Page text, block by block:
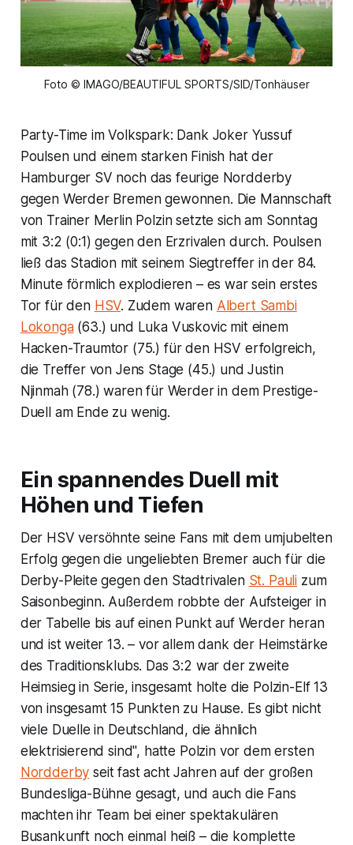
Foto © IMAGO/BEAUTIFUL SPORTS/SID/Tonhäuser
Party-Time im Volkspark: Dank Joker Yussuf
Poulsen und einem starken Finish hat der
Hamburger SV noch das feurige Nordderby
gegen Werder Bremen gewonnen. Die Mannschaft
von Trainer Merlin Polzin setzte sich am Sonntag
mit 3:2 (0:1) gegen den Erzrivalen durch. Poulsen
ließ das Stadion mit seinem Siegtreffer in der 84.
Minute förmlich explodieren – es war sein erstes
Tor für den HSV. Zudem waren Albert Sambi
Lokonga(63.) und Luka Vuskovic mit einem
Hacken-Traumtor (75.) für den HSV erfolgreich,
die Treffer von Jens Stage (45.) und Justin
Njinmah (78.) waren für Werder in dem Prestige-
Duell am Ende zu wenig.
Ein spannendes Duell mit
Höhen und Tiefen
Der HSV versöhnte seine Fans mit dem umjubelten
Erfolg gegen die ungeliebten Bremer auch für die
Derby-Pleite gegen den Stadtrivalen St. Pauli zum
Saisonbeginn. Außerdem robbte der Aufsteiger in
der Tabelle bis auf einen Punkt auf Werder heran
und ist weiter 13. – vor allem dank der Heimstärke
des Traditionsklubs. Das 3:2 war der zweite
Heimsieg in Serie, insgesamt holte die Polzin-Elf 13
von insgesamt 15 Punkten zu Hause. Es gibt nicht
viele Duelle in Deutschland, die ähnlich
elektrisierend sind", hatte Polzin vor dem ersten
Nordderby seit fast acht Jahren auf der großen
Bundesliga-Bühne gesagt, und auch die Fans
machten ihr Team bei einer spektakulären
Busankunft noch einmal heiß – die komplette